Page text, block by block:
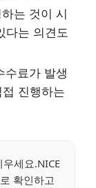
는 것이 시
다는 의견도
수료가 발생
진행하는
세요.NICE
확인하고